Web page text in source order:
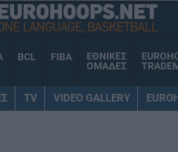
BCL FIBA
ΕΘΝΙΚΕΣ
ΟΜΑΔΕΣ
TV VIDEO GALLERY